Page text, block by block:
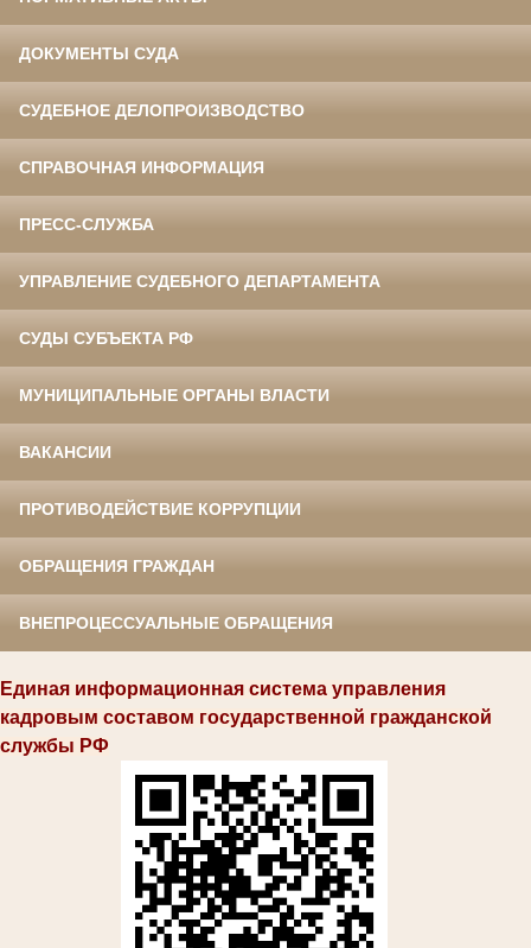
ДОКУМЕНТЫ СУДА
СУДЕБНОЕ ДЕЛОПРОИЗВОДСТВО
СПРАВОЧНАЯ ИНФОРМАЦИЯ
ПРЕСС-СЛУЖБА
УПРАВЛЕНИЕ СУДЕБНОГО ДЕПАРТАМЕНТА
СУДЫ СУБЪЕКТА РФ
МУНИЦИПАЛЬНЫЕ ОРГАНЫ ВЛАСТИ
ВАКАНСИИ
ПРОТИВОДЕЙСТВИЕ КОРРУПЦИИ
ОБРАЩЕНИЯ ГРАЖДАН
ВНЕПРОЦЕССУАЛЬНЫЕ ОБРАЩЕНИЯ
Единая информационная система управления
кадровым составом государственной гражданской
службы РФ